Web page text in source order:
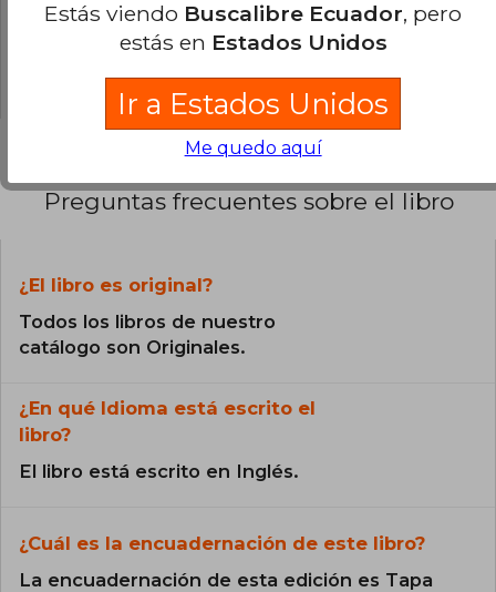
0% (0)
Preguntas frecuentes sobre el libro
¿El libro es original?
Todos los libros de nuestro
catálogo son Originales.
¿En qué Idioma está escrito el
libro?
El libro está escrito en Inglés.
¿Cuál es la encuadernación de este libro?
La encuadernación de esta edición es Tapa
Estás viendo Buscalibre Ecuador, pero
estás en Estados Unidos
Ir a Estados Unidos
Me quedo aquí